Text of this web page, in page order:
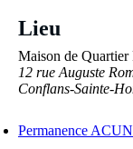
Lieu
Maison de Quartier
12 rue Auguste
Conflans-Sainte-
Permanence